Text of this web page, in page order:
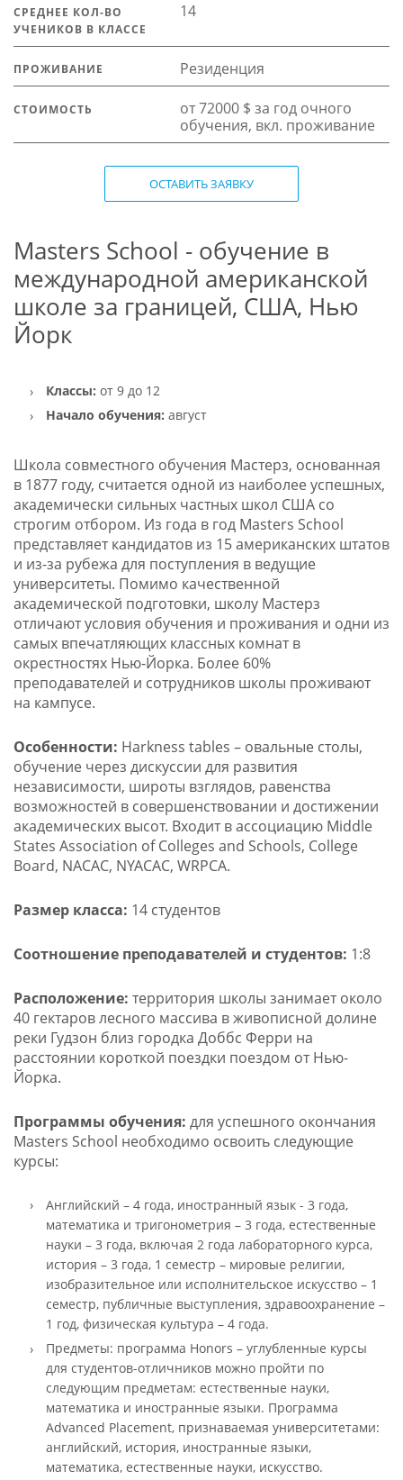
СРЕДНЕЕ КОЛ-ВО
УЧЕНИКОВ В КЛАССЕ
14
ПРОЖИВАНИЕ Резиденция
СТОИМОСТЬ
от 72000 $ за год очного
обучения, вкл. проживание
ОСТАВИТЬ ЗАЯВКУ
Masters School - обучение в
международной американской
школе за границей, США, Нью
Йорк
Классы: от 9 до 12
Начало обучения: август
Школа совместного обучения Мастерз, основанная
в 1877 году, считается одной из наиболее успешных,
академически сильных частных школ США со
строгим отбором. Из года в год Masters School
представляет кандидатов из 15 американских штатов
и из-за рубежа для поступления в ведущие
университеты. Помимо качественной
академической подготовки, школу Мастерз
отличают условия обучения и проживания и одни из
самых впечатляющих классных комнат в
окрестностях Нью-Йорка. Более 60%
преподавателей и сотрудников школы проживают
на кампусе.
Особенности: Harkness tables – овальные столы,
обучение через дискуссии для развития
независимости, широты взглядов, равенства
возможностей в совершенствовании и достижении
академических высот. Входит в ассоциацию Middle
States Association of Colleges and Schools, College
Board, NACAC, NYACAC, WRPCA.
Размер класса: 14 студентов
Соотношение преподавателей и студентов: 1:8
Расположение: территория школы занимает около
40 гектаров лесного массива в живописной долине
реки Гудзон близ городка Доббс Ферри на
расстоянии короткой поездки поездом от Нью-
Йорка.
Программы обучения: для успешного окончания
Masters School необходимо освоить следующие
курсы:
Английский – 4 года, иностранный язык - 3 года,
математика и тригонометрия – 3 года, естественные
науки – 3 года, включая 2 года лабораторного курса,
история – 3 года, 1 семестр – мировые религии,
изобразительное или исполнительское искусство – 1
семестр, публичные выступления, здравоохранение –
1 год, физическая культура – 4 года.
Предметы: программа Honors – углубленные курсы
для студентов-отличников можно пройти по
следующим предметам: естественные науки,
математика и иностранные языки. Программа
Advanced Placement, признаваемая университетами:
английский, история, иностранные языки,
математика, естественные науки, искусство.